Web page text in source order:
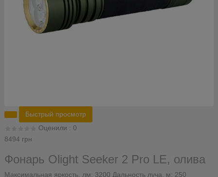
Быстрый просмотр
Оценили : 0
8494 грн
Фонарь Olight Seeker 2 Pro LE, олива
Максимальная яркость, лм: 3200 Дальность луча, м: 250